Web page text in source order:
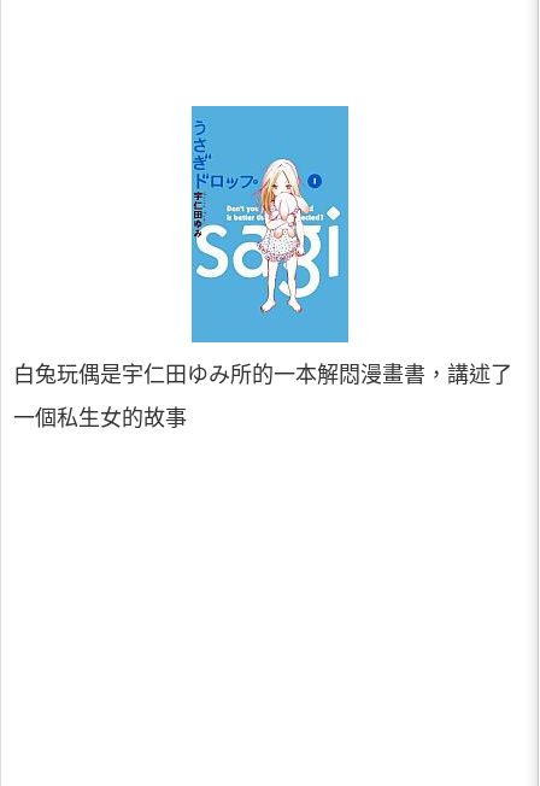
白兔玩偶是宇仁田ゆみ所的一本解悶漫畫書，講述了
一個私生女的故事